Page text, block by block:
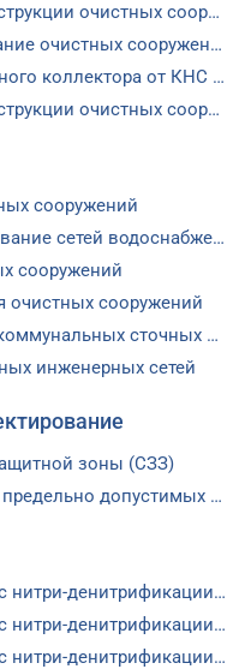
Проектирование реконструкции очистных сооружений хозяйственно-бытовых стоков производительностью 7000 м3/сут в п.Папушево Одинцовского г.о. (заказчик АО «Одинцовская теплосеть»)
Техническое обслуживание очистных сооружений АО «Одинцовская теплосеть»
Проектирование напорного коллектора от КНС в с.Успенское до ввода в ОС пос.Горки-10 Одинцовского городского округа с проектом реконструкции КНС с.Успенское (заказчик АО «Одинцовская теплосеть»)
Проектирование реконструкции очистных сооружений хозяйственно-бытовых стоков производительностью 2500 м3/сут в д.Всеволодово (заказчик ООО РЕГИОН-ИНВЕСТ)
сооружений
Инженерное проектирование сетей водоснабжения и водоотведения
сооружений
очистных сооружений
Очистные сооружения коммунальных сточных вод
инженерных сетей
зоны (СЗЗ)
Разработка проекта предельно допустимых выбросов (ПДВ)
Периодический процесс нитри-денитрификации SBR
Периодический процесс нитри-денитрификации MBR
Периодический процесс нитри-денитрификации MMBR